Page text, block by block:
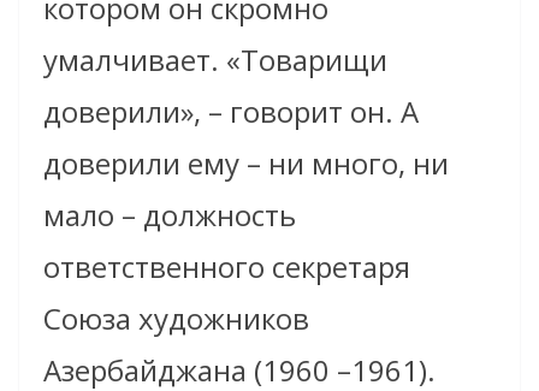
умалчивает. «Товарищи
доверили», – говорит он. А
доверили ему – ни много, ни
мало – должность
ответственного секретаря
Союза художников
Азербайджана (1960 –1961).